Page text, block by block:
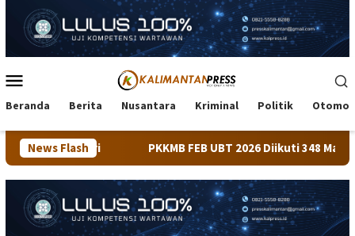
konten
Mobile
Beranda Berita Nusantara Kriminal Politik
News Flash
PKKMB FEB UBT 2026 Diikuti 348 Mahasiswa,